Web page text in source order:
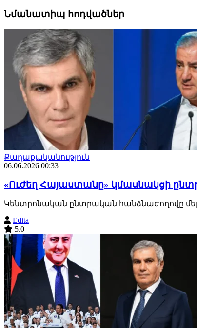
Նմանատիպ հոդվածներ
Քաղաքականություն
06.06.2026 00:33
«Ուժեղ Հայաստանը» կմասնակցի
Կենտրոնական ընտրական հանձնաժողովը
Edita
5.0